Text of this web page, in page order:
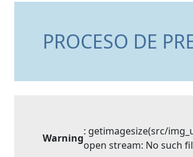
PROCESO DE
Warning
: getimagesize(src/
open stream: No such